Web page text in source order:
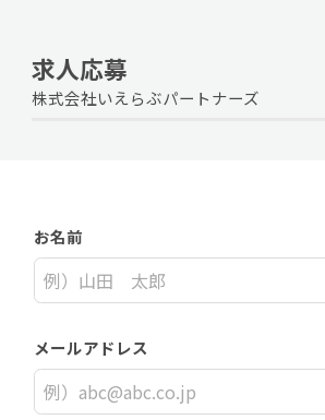
求人応募
株式会社いえらぶパートナーズ
お名前
メールアドレス